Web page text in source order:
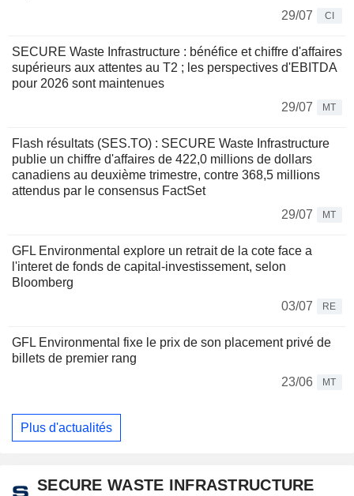
29/07
CI
SECURE Waste Infrastructure : bénéfice et chiffre d'affaires
supérieurs aux attentes au T2 ; les perspectives d'EBITDA
pour 2026 sont maintenues
29/07
MT
Flash résultats (SES.TO) : SECURE Waste Infrastructure
publie un chiffre d'affaires de 422,0 millions de dollars
canadiens au deuxième trimestre, contre 368,5 millions
attendus par le consensus FactSet
29/07
MT
GFL Environmental explore un retrait de la cote face a
l'interet de fonds de capital-investissement, selon
Bloomberg
03/07
RE
GFL Environmental fixe le prix de son placement privé de
billets de premier rang
23/06
MT
Plus d'actualités
SECURE WASTE INFRASTRUCTURE